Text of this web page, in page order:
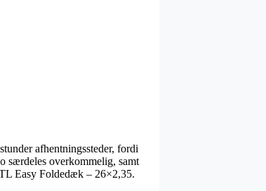
afhentningssteder, fordi
særdeles overkommelig, samt
Easy Foldedæk – 26×2,35.